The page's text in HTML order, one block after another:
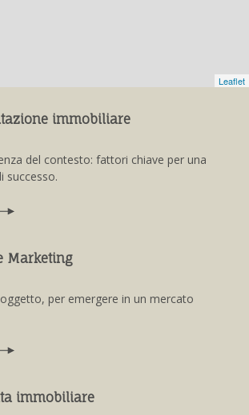
Leaflet
immobiliare
del contesto: fattori chiave per una
successo.
Marketing
per emergere in un mercato
immobiliare